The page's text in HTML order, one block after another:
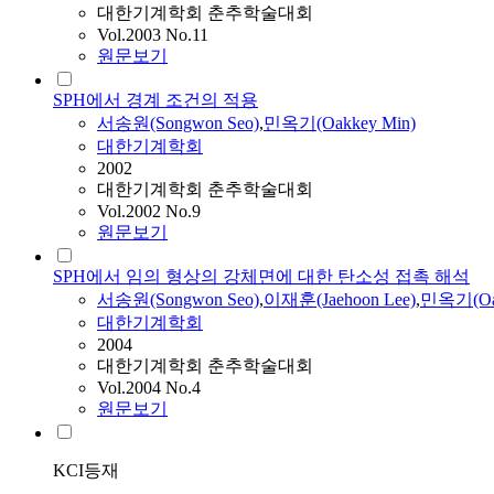
대한기계학회 춘추학술대회
Vol.2003 No.11
원문보기
SPH에서 경계 조건의 적용
서송원(Songwon Seo),민옥기(Oakkey Min)
대한기계학회
2002
대한기계학회 춘추학술대회
Vol.2002 No.9
원문보기
SPH에서 임의 형상의 강체면에 대한 탄소성 접촉 해석
서송원(Songwon Seo),이재훈(Jaehoon Lee),민옥기
대한기계학회
2004
대한기계학회 춘추학술대회
Vol.2004 No.4
원문보기
KCI등재